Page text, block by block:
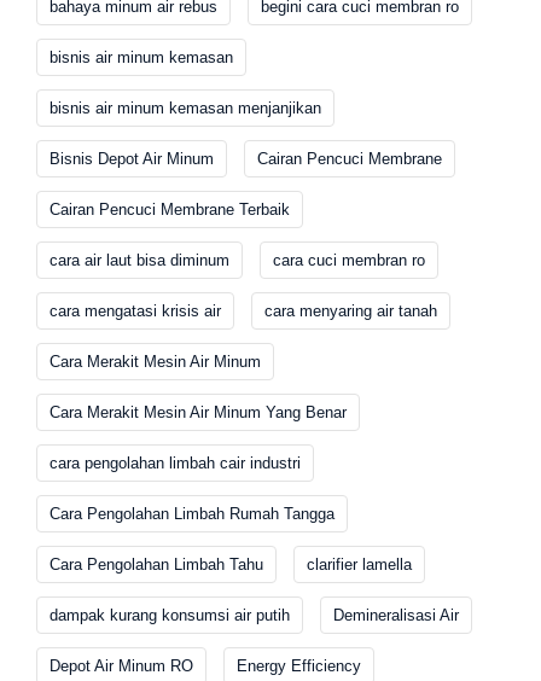
bahaya minum air rebus begini cara cuci membran ro
bisnis air minum kemasan
bisnis air minum kemasan menjanjikan
Bisnis Depot Air Minum Cairan Pencuci Membrane
Cairan Pencuci Membrane Terbaik
cara air laut bisa diminum cara cuci membran ro
cara mengatasi krisis air cara menyaring air tanah
Cara Merakit Mesin Air Minum
Cara Merakit Mesin Air Minum Yang Benar
cara pengolahan limbah cair industri
Cara Pengolahan Limbah Rumah Tangga
Cara Pengolahan Limbah Tahu clarifier lamella
dampak kurang konsumsi air putih Demineralisasi Air
Depot Air Minum RO Energy Efficiency